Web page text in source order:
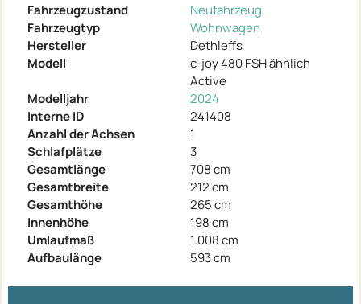
Fahrzeugzustand
Neufahrzeug
Fahrzeugtyp
Wohnwagen
Hersteller
Dethleffs
Modell
c-joy 480 FSH ähnlich
Active
Modelljahr
2024
Interne ID
241408
Anzahl der Achsen
1
Schlafplätze
3
Gesamtlänge
708 cm
Gesamtbreite
212 cm
Gesamthöhe
265 cm
Innenhöhe
198 cm
Umlaufmaß
1.008 cm
Aufbaulänge
593 cm